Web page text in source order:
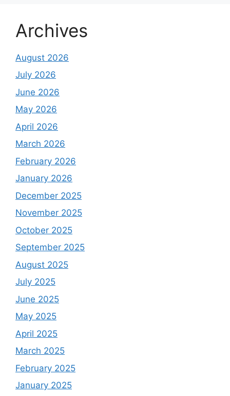
Archives
August 2026
July 2026
June 2026
May 2026
April 2026
March 2026
February 2026
January 2026
December 2025
November 2025
October 2025
September 2025
August 2025
July 2025
June 2025
May 2025
April 2025
March 2025
February 2025
January 2025